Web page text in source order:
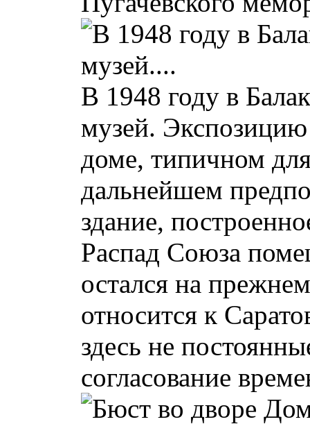
В 1948 году в
музей.
доме, типичном
дальнейшем
здание,
Распад Союза
остался на
относится к
здесь не
согласование